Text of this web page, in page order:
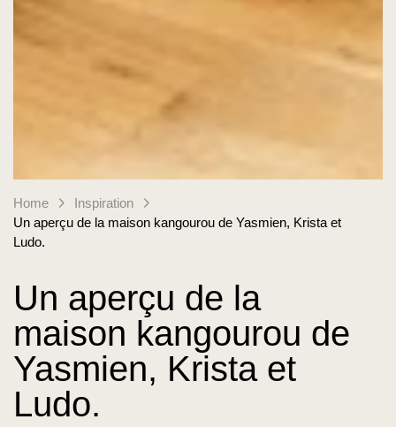
Home
Inspiration
Un aperçu de la maison kangourou de Yasmien, Krista et
Ludo.
Un aperçu de la
maison kangourou de
Yasmien, Krista et
Ludo.